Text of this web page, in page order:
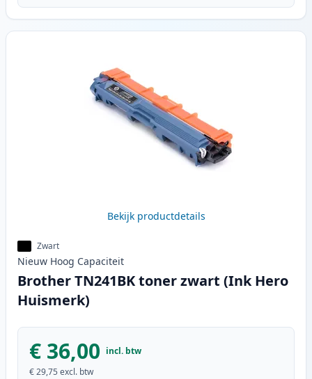
Bekijk productdetails
Zwart
Nieuw Hoog Capaciteit
Brother TN241BK toner zwart (Ink Hero
Huismerk)
€ 36,00 incl. btw
€ 29,75 excl. btw